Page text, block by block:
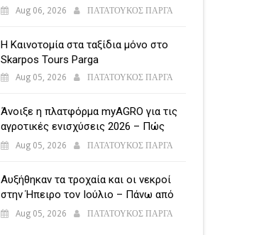
Aug 06, 2026 ΠΑΤΑΤΟΥΚΟΣ ΠΑΡΓΑ
Η Καινοτομία στα ταξίδια μόνο στο
Skarpos Tours Parga
Aug 05, 2026 ΠΑΤΑΤΟΥΚΟΣ ΠΑΡΓΑ
Άνοιξε η πλατφόρμα myAGRO για τις
αγροτικές ενισχύσεις 2026 – Πώς
υποβάλλεται η Ενιαία Αίτηση
Aug 05, 2026 ΠΑΤΑΤΟΥΚΟΣ ΠΑΡΓΑ
Αυξήθηκαν τα τροχαία και οι νεκροί
στην Ήπειρο τον Ιούλιο – Πάνω από
5.500 παραβάσεις
Aug 05, 2026 ΠΑΤΑΤΟΥΚΟΣ ΠΑΡΓΑ